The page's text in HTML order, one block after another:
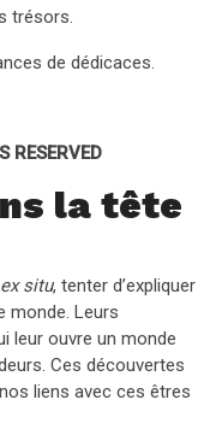
trésors.
de dédicaces.
RESERVED
la tête
ex situ, tenter d’expliquer
monde. Leurs
leur ouvre un monde
Ces découvertes
liens avec ces êtres